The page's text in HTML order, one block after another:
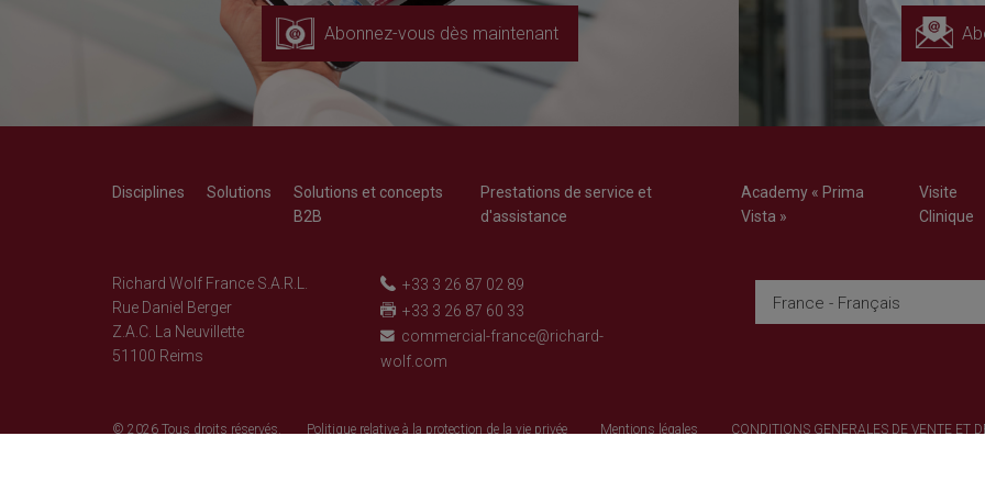
Abonnez-vous dès maintenant
Disciplines Solutions
Solutions et concepts
B2B
Prestations de service et
d'assistance
Academy « Prima
Vista »
Visite
Clinique
Richard Wolf France S.A.R.L.
Rue Daniel Berger
Z.A.C. La Neuvillette
51100 Reims
+33 3 26 87 02 89
+33 3 26 87 60 33
commercial-france@richard-
wolf.com
France - Français
© 2026 Tous droits réservés. Politique relative à la protection de la vie privée Mentions légales CONDITIONS GENERALES DE VENTE ET